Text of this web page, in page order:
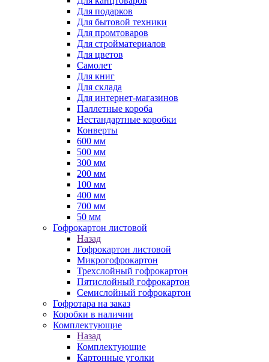
Для подарков
Для бытовой техники
Для промтоваров
Для стройматериалов
Для цветов
Самолет
Для книг
Для склада
Для интернет-магазинов
Паллетные короба
Нестандартные коробки
Конверты
600 мм
500 мм
300 мм
200 мм
100 мм
400 мм
700 мм
50 мм
Гофрокартон листовой
Назад
Гофрокартон листовой
Микрогофрокартон
Трехслойный гофрокартон
Пятислойный гофрокартон
Семислойный гофрокартон
Гофротара на заказ
Коробки в наличии
Комплектующие
Назад
Комплектующие
Картонные уголки